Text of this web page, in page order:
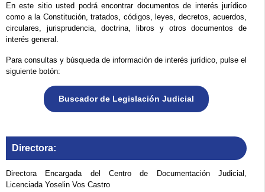
En este sitio usted podrá encontrar documentos de interés jurídico
como a la Constitución, tratados, códigos, leyes, decretos, acuerdos,
circulares, jurisprudencia, doctrina, libros y otros documentos de
interés general.
Para consultas y búsqueda de información de interés jurídico, pulse el
siguiente botón:
Buscador de Legislación Judicial
Directora:
Directora Encargada del Centro de Documentación Judicial,
Licenciada Yoselin Vos Castro